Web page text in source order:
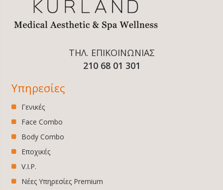
ΤΗΛ. ΕΠΙΚΟΙΝΩΝΙΑΣ
210 68 01 301
Υπηρεσίες
Γενικές
Face Combo
Body Combo
Εποχικές
V.I.P.
Νέες Υπηρεσίες Premium